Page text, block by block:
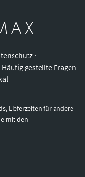
·
Häufig gestellte Fragen
Lieferzeiten für andere
mit den